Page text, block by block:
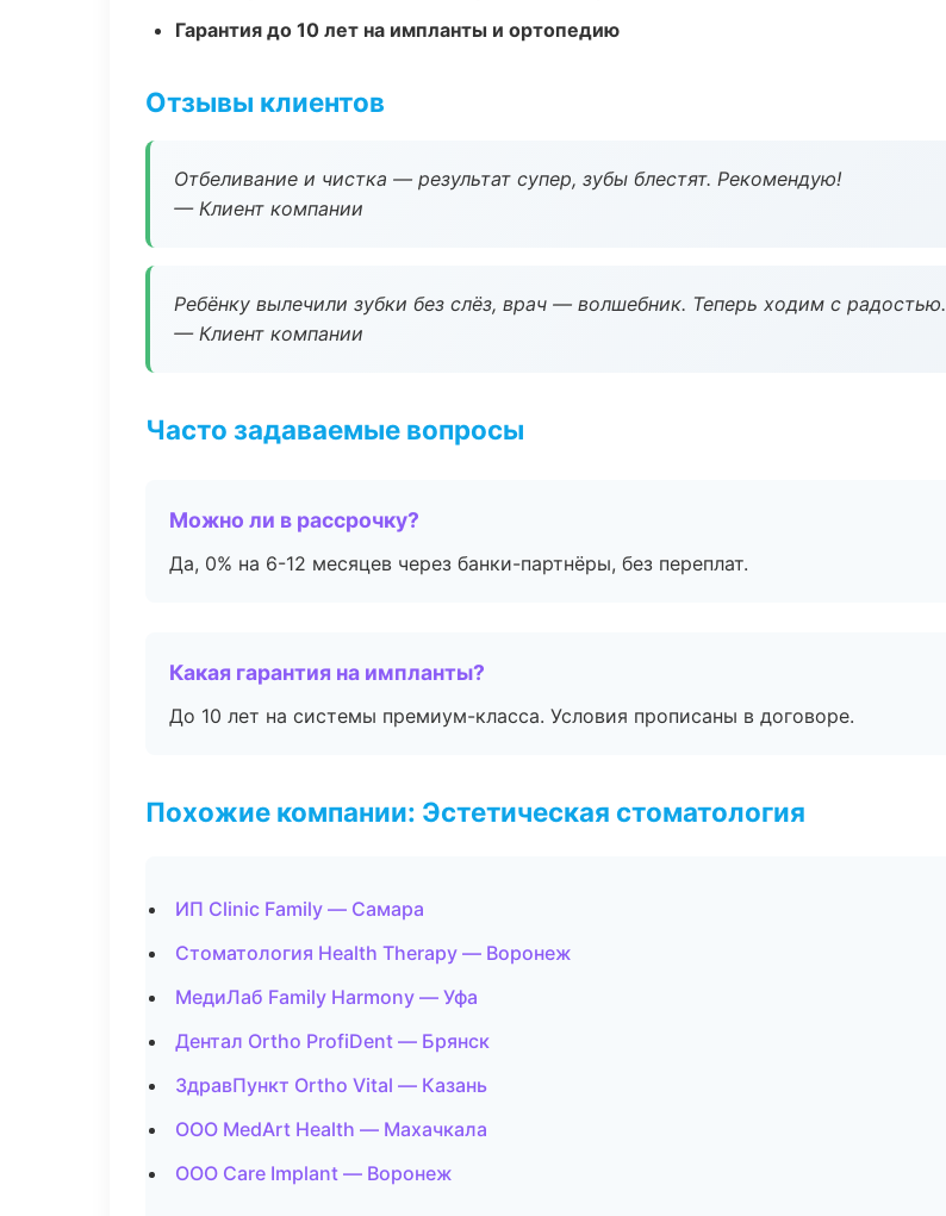
Гарантия до 10 лет на импланты и ортопедию
Отзывы клиентов
Отбеливание и чистка — результат супер, зубы блестят. Рекомендую!
— Клиент компании
Ребёнку вылечили зубки без слёз, врач — волшебник. Теперь ходим с радостью.
— Клиент компании
Часто задаваемые вопросы
Можно ли в рассрочку?
Да, 0% на 6-12 месяцев через банки-партнёры, без переплат.
Какая гарантия на импланты?
До 10 лет на системы премиум-класса. Условия прописаны в договоре.
Похожие компании: Эстетическая стоматология
ИП Clinic Family — Самара
Стоматология Health Therapy — Воронеж
МедиЛаб Family Harmony — Уфа
Дентал Ortho ProfiDent — Брянск
ЗдравПункт Ortho Vital — Казань
ООО MedArt Health — Махачкала
ООО Care Implant — Воронеж